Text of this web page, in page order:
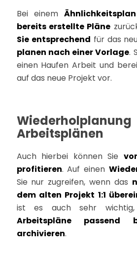
Bei einem Ähnlichkeitsplan
bereits erstellte Pläne
Sie entsprechend für das
planen nach einer Vorlage.
einen Haufen Arbeit und
auf das neue Projekt vor.
Arbeitsplänen
Auch hierbei können Sie
profitieren. Auf einen
Sie nur zugreifen, wenn das
dem alten Projekt 1:1
ist es auch sehr
Arbeitspläne passend
archivieren.